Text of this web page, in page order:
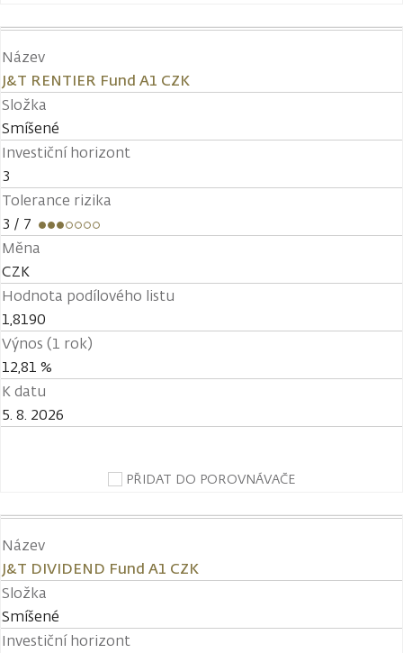
Název
J&T RENTIER Fund A1 CZK
Složka
Smíšené
Investiční horizont
3
Tolerance rizika
3 / 7
Měna
CZK
Hodnota podílového listu
1,8190
Výnos (1 rok)
12,81 %
K datu
5. 8. 2026
PŘIDAT DO POROVNÁVAČE
Název
J&T DIVIDEND Fund A1 CZK
Složka
Smíšené
Investiční horizont